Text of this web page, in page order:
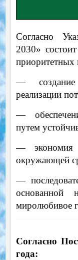
Согласно
2030»
приоритетных
—
реализации
—
путем
— экономия
окружающей
—
основанной
миролюбивое
Согласно
года: